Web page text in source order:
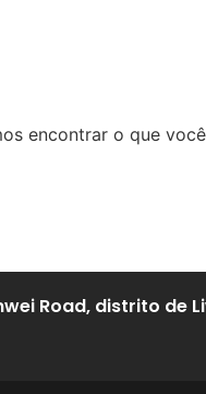
encontrar o que
Road, distrito de